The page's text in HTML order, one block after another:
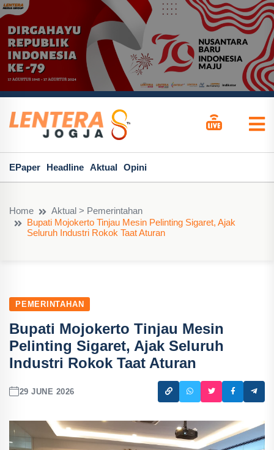
EPaper Headline Aktual Opini
Home
Aktual > Pemerintahan
Bupati Mojokerto Tinjau Mesin Pelinting Sigaret, Ajak
Seluruh Industri Rokok Taat Aturan
PEMERINTAHAN
Bupati Mojokerto Tinjau Mesin
Pelinting Sigaret, Ajak Seluruh
Industri Rokok Taat Aturan
29 JUNE 2026